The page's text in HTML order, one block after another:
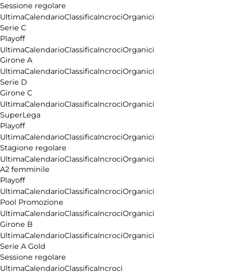
Sessione regolare
UltimaCalendarioClassificaIncrociOrganici
Serie C
Playoff
UltimaCalendarioClassificaIncrociOrganici
Girone A
UltimaCalendarioClassificaIncrociOrganici
Serie D
Girone C
UltimaCalendarioClassificaIncrociOrganici
SuperLega
Playoff
UltimaCalendarioClassificaIncrociOrganici
Stagione regolare
UltimaCalendarioClassificaIncrociOrganici
A2 femminile
Playoff
UltimaCalendarioClassificaIncrociOrganici
Pool Promozione
UltimaCalendarioClassificaIncrociOrganici
Girone B
UltimaCalendarioClassificaIncrociOrganici
Serie A Gold
Sessione regolare
UltimaCalendarioClassificaIncroci